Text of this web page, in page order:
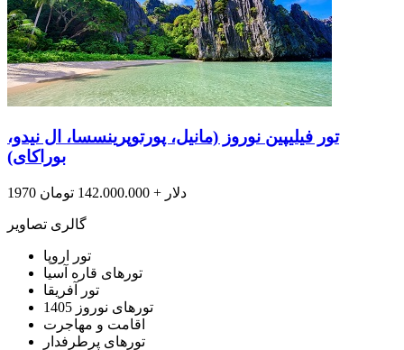
تور فیلیپین نوروز (مانیل، پورتوپرینسسا، ال نیدو،
بوراکای)
1970 دلار + 142.000.000 تومان
گالری تصاویر
تور اروپا
تورهای قاره آسیا
تور آفریقا
تورهای نوروز 1405
اقامت و مهاجرت
تورهای پرطرفدار